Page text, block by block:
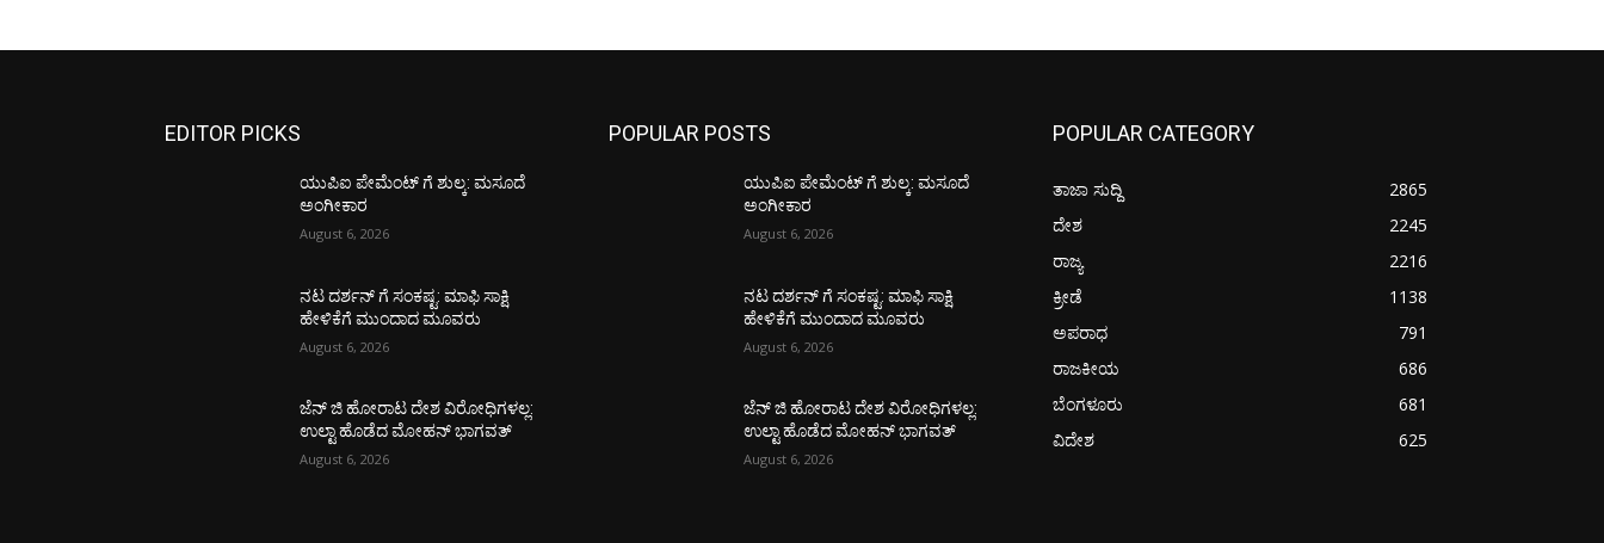
EDITOR PICKS
ಯುಪಿಐ ಪೇಮೆಂಟ್ ಗೆ ಶುಲ್ಕ: ಮಸೂದೆ
ಅಂಗೀಕಾರ
August 6, 2026
ನಟ ದರ್ಶನ್ ಗೆ ಸಂಕಷ್ಟ: ಮಾಫಿ ಸಾಕ್ಷಿ
ಹೇಳಿಕೆಗೆ ಮುಂದಾದ ಮೂವರು
August 6, 2026
ಜೆನ್ ಜಿ ಹೋರಾಟ ದೇಶ ವಿರೋಧಿಗಳಲ್ಲ:
ಉಲ್ಟಾ ಹೊಡೆದ ಮೋಹನ್ ಭಾಗವತ್
August 6, 2026
POPULAR POSTS
ಯುಪಿಐ ಪೇಮೆಂಟ್ ಗೆ ಶುಲ್ಕ: ಮಸೂದೆ
ಅಂಗೀಕಾರ
August 6, 2026
ನಟ ದರ್ಶನ್ ಗೆ ಸಂಕಷ್ಟ: ಮಾಫಿ ಸಾಕ್ಷಿ
ಹೇಳಿಕೆಗೆ ಮುಂದಾದ ಮೂವರು
August 6, 2026
ಜೆನ್ ಜಿ ಹೋರಾಟ ದೇಶ ವಿರೋಧಿಗಳಲ್ಲ:
ಉಲ್ಟಾ ಹೊಡೆದ ಮೋಹನ್ ಭಾಗವತ್
August 6, 2026
POPULAR CATEGORY
ತಾಜಾ ಸುದ್ದಿ
2865
ದೇಶ
2245
ರಾಜ್ಯ
2216
ಕ್ರೀಡೆ
1138
ಅಪರಾಧ
791
ರಾಜಕೀಯ
686
ಬೆಂಗಳೂರು
681
ವಿದೇಶ
625